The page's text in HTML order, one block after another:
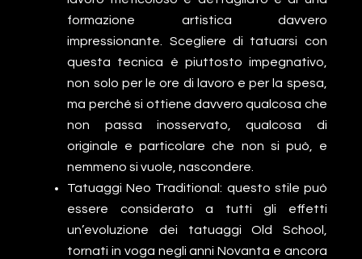
formazione artistica davvero
impressionante. Scegliere di tatuarsi con
questa tecnica è piuttosto impegnativo,
non solo per le ore di lavoro e per la spesa,
ma perché si ottiene davvero qualcosa che
non passa inosservato, qualcosa di
originale e particolare che non si può, e
nemmeno si vuole, nascondere.
Tatuaggi Neo Traditional: questo stile può
essere considerato a tutti gli effetti
un’evoluzione dei tatuaggi Old School,
tornati in voga negli anni Novanta e ancora